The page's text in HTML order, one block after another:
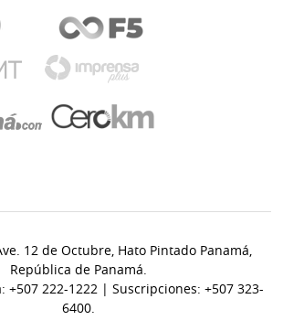
12 de Octubre, Hato Pintado Panamá,
República de Panamá.
+507 222-1222 | Suscripciones: +507 323-
6400.